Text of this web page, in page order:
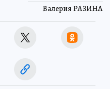
Валерия РАЗИНА